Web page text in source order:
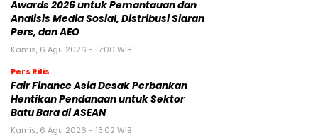
Awards 2026 untuk Pemantauan dan
Analisis Media Sosial, Distribusi Siaran
Pers, dan AEO
Kamis, 6 Agu 2026 - 17:00 WIB
Pers Rilis
Fair Finance Asia Desak Perbankan
Hentikan Pendanaan untuk Sektor
Batu Bara di ASEAN
Kamis, 6 Agu 2026 - 13:02 WIB